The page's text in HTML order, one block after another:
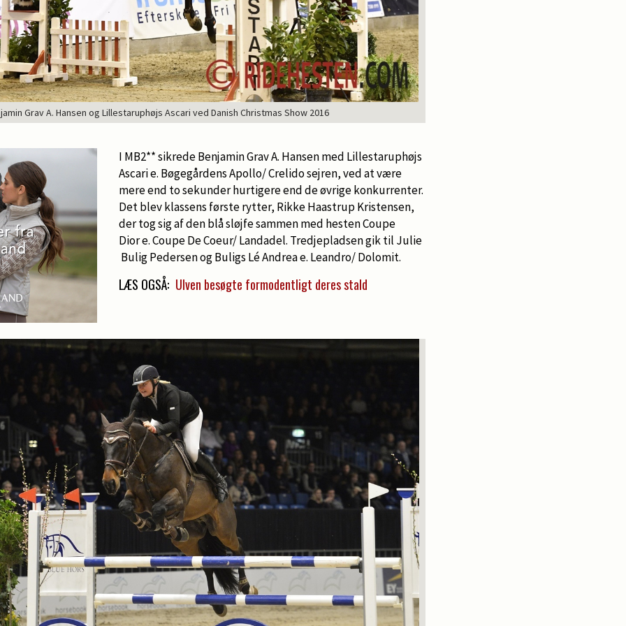
Grav A. Hansen og Lillestaruphøjs Ascari ved Danish Christmas Show 2016
I MB2** sikrede Benjamin Grav A. Hansen med Lillestaruphøjs
Ascari e. Bøgegårdens Apollo/ Crelido sejren, ved at være
mere end to sekunder hurtigere end de øvrige konkurrenter.
Det blev klassens første rytter, Rikke Haastrup Kristensen,
der tog sig af den blå sløjfe sammen med hesten Coupe
Dior e. Coupe De Coeur/ Landadel. Tredjepladsen gik til Julie
Bulig Pedersen og Buligs Lé Andrea e. Leandro/ Dolomit.
LÆS OGSÅ: Ulven besøgte formodentligt deres stald